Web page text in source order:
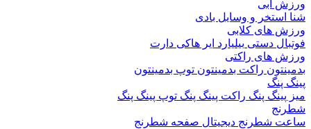
آبی
و وسایل بادی
های کلابی
دستیبیلیاردایر هاکیدارت
های راکتی
راکت بدمینتونتوپ بدمینتون
پنگ
پنگراکت پینگ پنگتوپ پینگ پنگ
شطرنج دیجیتالصفحه شطرنج